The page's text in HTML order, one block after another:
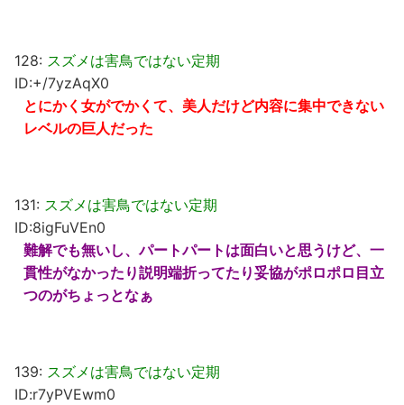
128: スズメは害鳥ではない定期
ID:+/7yzAqX0
とにかく女がでかくて、美人だけど内容に集中できない
レベルの巨人だった
131: スズメは害鳥ではない定期
ID:8igFuVEn0
難解でも無いし、パートパートは面白いと思うけど、一
貫性がなかったり説明端折ってたり妥協がポロポロ目立
つのがちょっとなぁ
139: スズメは害鳥ではない定期
ID:r7yPVEwm0